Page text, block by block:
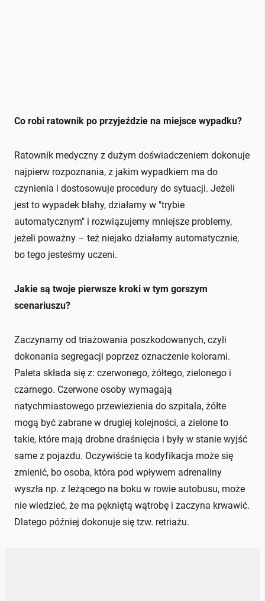
Co robi ratownik po przyjeździe na miejsce wypadku?
Ratownik medyczny z dużym doświadczeniem dokonuje
najpierw rozpoznania, z jakim wypadkiem ma do
czynienia i dostosowuje procedury do sytuacji. Jeżeli
jest to wypadek błahy, działamy w "trybie
automatycznym" i rozwiązujemy mniejsze problemy,
jeżeli poważny – też niejako działamy automatycznie,
bo tego jesteśmy uczeni.
Jakie są twoje pierwsze kroki w tym gorszym
scenariuszu?
Zaczynamy od triażowania poszkodowanych, czyli
dokonania segregacji poprzez oznaczenie kolorami.
Paleta składa się z: czerwonego, żółtego, zielonego i
czarnego. Czerwone osoby wymagają
natychmiastowego przewiezienia do szpitala, żółte
mogą być zabrane w drugiej kolejności, a zielone to
takie, które mają drobne draśnięcia i były w stanie wyjść
same z pojazdu. Oczywiście ta kodyfikacja może się
zmienić, bo osoba, która pod wpływem adrenaliny
wyszła np. z leżącego na boku w rowie autobusu, może
nie wiedzieć, że ma pękniętą wątrobę i zaczyna krwawić.
Dlatego później dokonuje się tzw. retriażu.